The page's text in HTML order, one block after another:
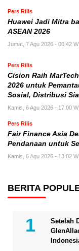
Pers Rilis
Huawei Jadi Mitra
ASEAN 2026
Jumat, 7 Agu 2026 - 00:42
Pers Rilis
Cision Raih
2026 untuk
Sosial, Distribusi
Kamis, 6 Agu 2026 - 17:00
Pers Rilis
Fair Finance Asia
Pendanaan untuk
Kamis, 6 Agu 2026 - 13:02
BERITA
Setelah